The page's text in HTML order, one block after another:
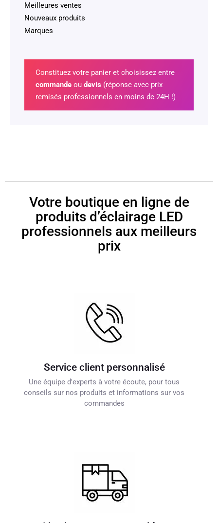
Meilleures ventes
Nouveaux produits
Marques
Constituez votre panier et choisissez entre
commandeou devis (réponse avec prix
remisés professionnels en moins de 24H !)
Votre boutique en ligne de
produits d’éclairage LED
professionnels aux meilleurs
prix
Service client personnalisé
Une équipe d'experts à votre écoute, pour tous
conseils sur nos produits et informations sur vos
commandes